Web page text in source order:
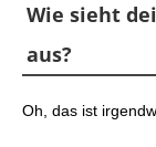
Wie sieht
aus?
Oh, das ist